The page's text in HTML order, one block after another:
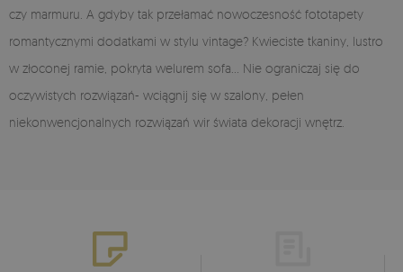
czy marmuru. A gdyby tak przełamać nowoczesność fototapety
romantycznymi dodatkami w stylu vintage? Kwieciste tkaniny, lustro
w złoconej ramie, pokryta welurem sofa… Nie ograniczaj się do
oczywistych rozwiązań- wciągnij się w szalony, pełen
niekonwencjonalnych rozwiązań wir świata dekoracji wnętrz.